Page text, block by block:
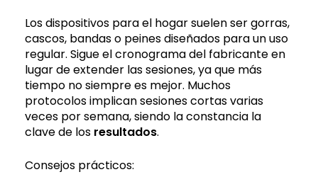
Los dispositivos para el hogar suelen ser gorras,
cascos, bandas o peines diseñados para un uso
regular. Sigue el cronograma del fabricante en
lugar de extender las sesiones, ya que más
tiempo no siempre es mejor. Muchos
protocolos implican sesiones cortas varias
veces por semana, siendo la constancia la
clave de los resultados.
Consejos prácticos: